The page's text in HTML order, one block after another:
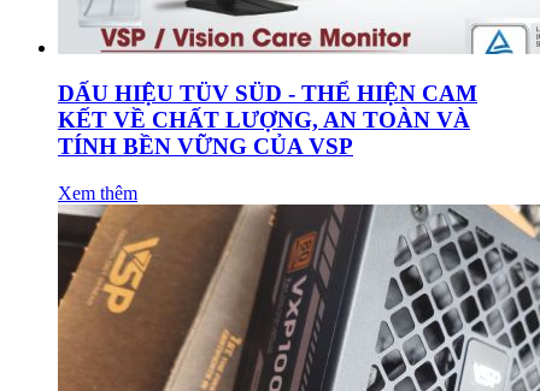
DẤU HIỆU TÜV SÜD - THỂ HIỆN CAM
KẾT VỀ CHẤT LƯỢNG, AN TOÀN VÀ
TÍNH BỀN VỮNG CỦA VSP
Xem thêm